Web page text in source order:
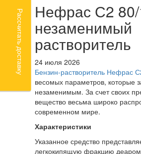
Нефрас С2
незаменимый
растворитель
24 июля 2026
Бензин-растворитель Нефрас
весомых параметров, которые
незаменимым. За счет своих
вещество весьма широко
современном мире.
Характеристики
Указанное средство
легкокипящую фракцию
Рассчитать доставку